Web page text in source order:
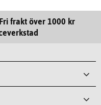
Fri frakt över 1000 kr